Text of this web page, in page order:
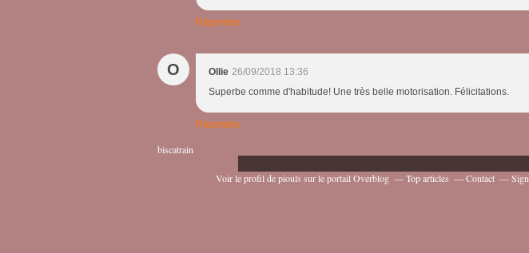
Répondre
O Ollie 26/09/2018 13:36
Superbe comme d'habitude! Une très belle motorisation. Félicitations.
Répondre
biscatrain
Voir le profil depiouls sur le portail Overblog Top articles Contact